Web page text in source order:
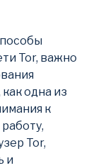
Tor, важно
одна из
к
Tor,
и